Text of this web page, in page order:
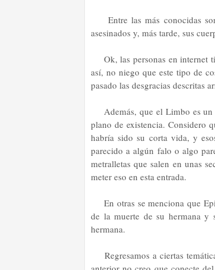
Entre las más conocidas
asesinados y, más tarde, sus
Ok, las personas en internet
así, no niego que este tipo de
pasado las desgracias descritas
Además, que el Limbo es
plano de existencia. Considero
habría sido su corta vida, y
parecido a algún falo o algo
metralletas que salen en unas
meter eso en esta entrada.
En otras se menciona que
de la muerte de su hermana y
hermana.
Regresamos a ciertas